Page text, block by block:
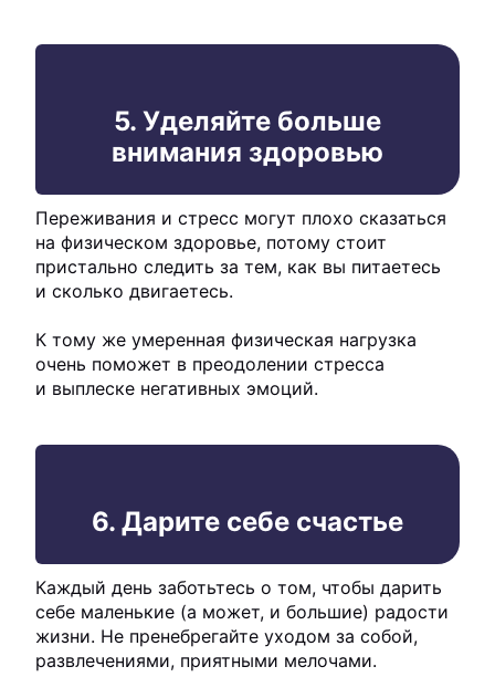
5. Уделяйте больше
внимания здоровью
Переживания и стресс могут плохо сказаться
на физическом здоровье, потому стоит
пристально следить за тем, как вы питаетесь
и сколько двигаетесь.
К тому же умеренная физическая нагрузка
очень поможет в преодолении стресса
и выплеске негативных эмоций.
6. Дарите себе счастье
Каждый день заботьтесь о том, чтобы дарить
себе маленькие (а может, и большие) радости
жизни. Не пренебрегайте уходом за собой,
развлечениями, приятными мелочами.